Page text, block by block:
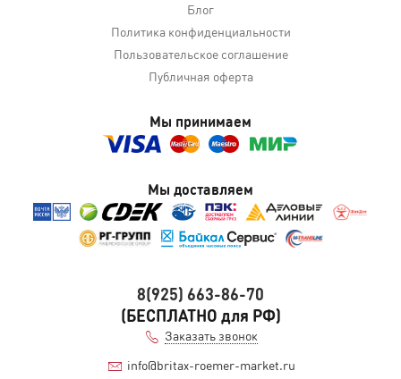
Блог
Политика конфиденциальности
Пользовательское соглашение
Публичная оферта
Мы принимаем
Мы доставляем
8(925) 663-86-70
(БЕСПЛАТНО для РФ)
Заказать звонок
info@britax-roemer-market.ru